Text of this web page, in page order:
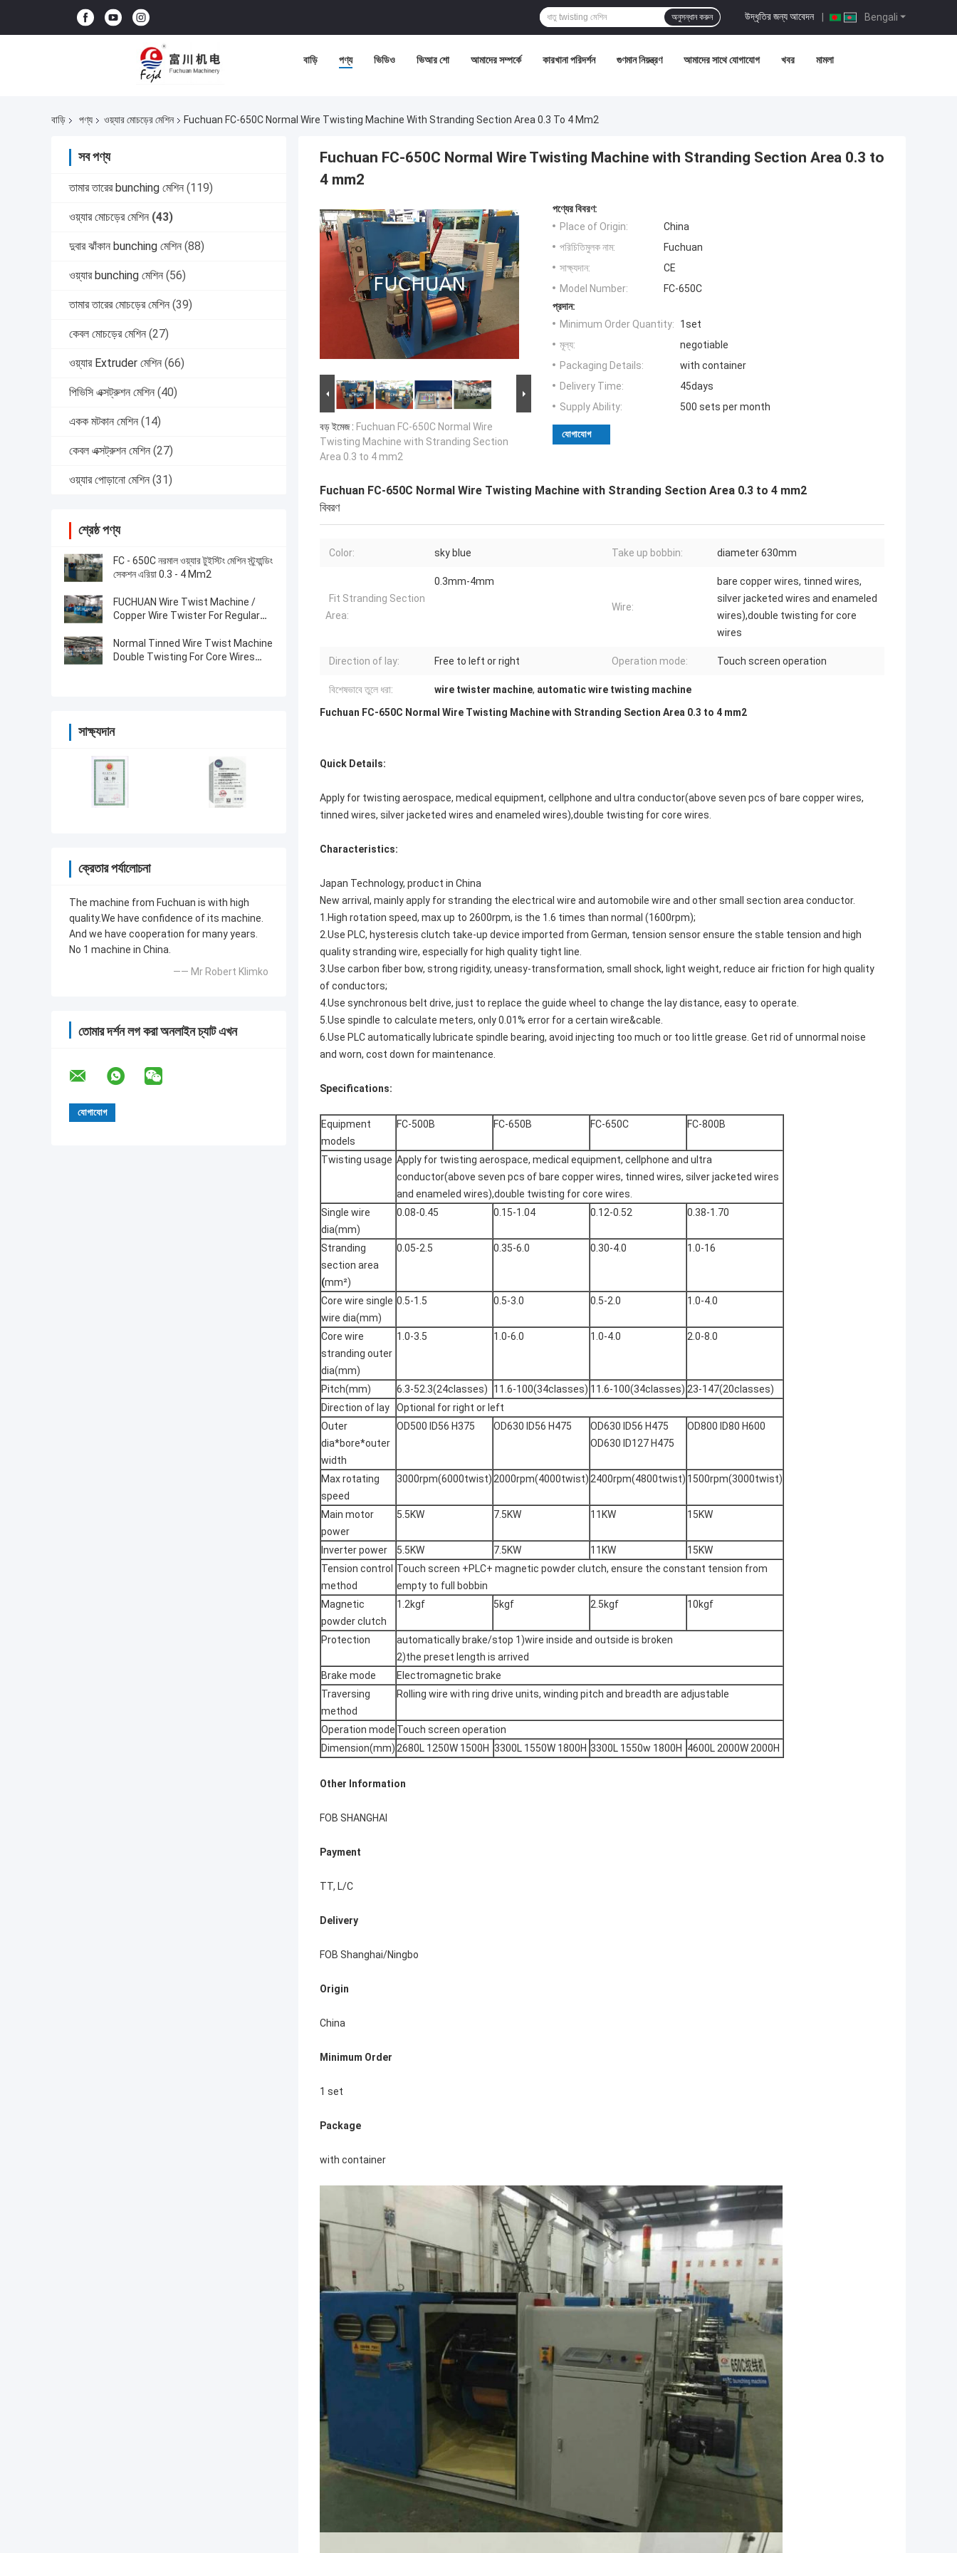
Bengali
উদ্ধৃতির জন্য আবেদন |
অনুসন্ধান করুন
বাড়ি পণ্য ভিডিও ভিআর শো আমাদের সম্পর্কে কারখানা পরিদর্শন গুণমান নিয়ন্ত্রণ আমাদের সাথে যোগাযোগ খবর মামলা
বাড়ি পণ্য ওয়্যার মোচড়ের মেশিন Fuchuan FC-650C Normal Wire Twisting Machine With Stranding Section Area 0.3 To 4 Mm2
সব পণ্য
তামার তারের bunching মেশিন (119)
ওয়্যার মোচড়ের মেশিন (43)
দুবার ঝাঁকান bunching মেশিন (88)
ওয়্যার bunching মেশিন (56)
তামার তারের মোচড়ের মেশিন (39)
কেবল মোচড়ের মেশিন (27)
ওয়্যার Extruder মেশিন (66)
পিভিসি এক্সট্রুশন মেশিন (40)
একক মটকান মেশিন (14)
কেবল এক্সট্রুশন মেশিন (27)
ওয়্যার পোড়ানো মেশিন (31)
শ্রেষ্ঠ পণ্য
FC - 650C নরমাল ওয়্যার টুইস্টিং মেশিন স্ট্র্যান্ডিং
সেকশন এরিয়া 0.3 - 4 Mm2
FUCHUAN Wire Twist Machine /
Copper Wire Twister For Regular
Normal Tinned Wire Twist Machine
Double Twisting For Core Wires
সাক্ষ্যদান
ক্রেতার পর্যালোচনা
The machine from Fuchuan is with high
quality.We have confidence of its machine.
And we have cooperation for many years.
No 1 machine in China.
—— Mr Robert Klimko
তোমার দর্শন লগ করা অনলাইন চ্যাট এখন
Fuchuan FC-650C Normal Wire Twisting Machine with Stranding Section Area 0.3 to
4 mm2
বড় ইমেজ : Fuchuan FC-650C Normal Wire
Twisting Machine with Stranding Section
Area 0.3 to 4 mm2
পণ্যের বিবরণ:
Place of Origin:
China
পরিচিতিমুলক নাম:
Fuchuan
সাক্ষ্যদান:
CE
Model Number:
FC-650C
প্রদান:
Minimum Order Quantity:
1set
মূল্য:
negotiable
Packaging Details:
with container
Delivery Time:
45days
Supply Ability:
500 sets per month
যোগাযোগ
Fuchuan FC-650C Normal Wire Twisting Machine with Stranding Section Area 0.3 to 4 mm2
বিবরণ
Color: sky blue Take up bobbin: diameter 630mm
Fit Stranding Section
Area:
0.3mm-4mm
Wire:
bare copper wires, tinned wires,
silver jacketed wires and enameled
wires),double twisting for core
wires
Direction of lay: Free to left or right Operation mode: Touch screen operation
বিশেষভাবে তুলে ধরা: wire twister machine, automatic wire twisting machine
Fuchuan FC-650C Normal Wire Twisting Machine with Stranding Section Area 0.3 to 4 mm2
Quick Details:
Apply for twisting aerospace, medical equipment, cellphone and ultra conductor(above seven pcs of bare copper wires,
tinned wires, silver jacketed wires and enameled wires),double twisting for core wires.
Characteristics:
Japan Technology, product in China
New arrival, mainly apply for stranding the electrical wire and automobile wire and other small section area conductor.
1.High rotation speed, max up to 2600rpm, is the 1.6 times than normal (1600rpm);
2.Use PLC, hysteresis clutch take-up device imported from German, tension sensor ensure the stable tension and high
quality stranding wire, especially for high quality tight line.
3.Use carbon fiber bow, strong rigidity, uneasy-transformation, small shock, light weight, reduce air friction for high quality
of conductors;
4.Use synchronous belt drive, just to replace the guide wheel to change the lay distance, easy to operate.
5.Use spindle to calculate meters, only 0.01% error for a certain wire&cable.
6.Use PLC automatically lubricate spindle bearing, avoid injecting too much or too little grease. Get rid of unnormal noise
and worn, cost down for maintenance.
Specifications:
Equipment
models
FC-500B FC-650B FC-650C FC-800B
Twisting usage Apply for twisting aerospace, medical equipment, cellphone and ultra
conductor(above seven pcs of bare copper wires, tinned wires, silver jacketed wires
and enameled wires),double twisting for core wires.
Single wire
dia(mm)
0.08-0.45 0.15-1.04 0.12-0.52 0.38-1.70
Stranding
section area
(mm²)
0.05-2.5 0.35-6.0 0.30-4.0 1.0-16
Core wire single
wire dia(mm)
0.5-1.5 0.5-3.0 0.5-2.0 1.0-4.0
Core wire
stranding outer
dia(mm)
1.0-3.5 1.0-6.0 1.0-4.0 2.0-8.0
Pitch(mm) 6.3-52.3(24classes) 11.6-100(34classes) 11.6-100(34classes) 23-147(20classes)
Direction of lay
Optional for right or left
Outer
dia*bore*outer
width
OD500 ID56 H375 OD630 ID56 H475
OD630 ID56 H475
OD630 ID127 H475
OD800 ID80 H600
Max rotating
speed
3000rpm(6000twist)2000rpm(4000twist)2400rpm(4800twist) 1500rpm(3000twist)
Main motor
power
5.5KW 7.5KW 11KW 15KW
Inverter power 5.5KW 7.5KW 11KW
15KW
Tension control
method
Touch screen +PLC+ magnetic powder clutch, ensure the constant tension from
empty to full bobbin
Magnetic
powder clutch
1.2kgf 5kgf 2.5kgf 10kgf
Protection
automatically brake/stop 1)wire inside and outside is broken
2)the preset length is arrived
Brake mode
Electromagnetic brake
Traversing
method
Rolling wire with ring drive units, winding pitch and breadth are adjustable
Operation mode Touch screen operation
Dimension(mm)2680L 1250W 1500H 3300L 1550W 1800H 3300L 1550w 1800H 4600L 2000W 2000H
Other Information
FOB SHANGHAI
Payment
TT, L/C
Delivery
FOB Shanghai/Ningbo
Origin
China
Minimum Order
1 set
Package
with container